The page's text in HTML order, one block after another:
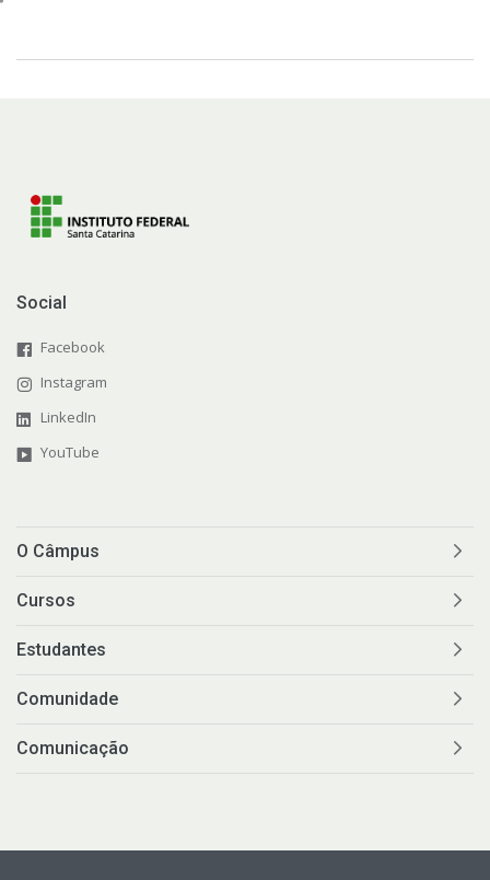
Social
Facebook
Instagram
LinkedIn
YouTube
O Câmpus
Cursos
Estudantes
Comunidade
Comunicação